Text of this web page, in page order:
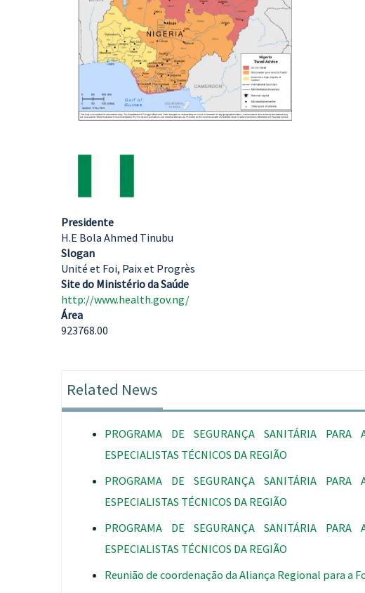
Presidente
H.E Bola Ahmed Tinubu
Slogan
Unité et Foi, Paix et Progrès
Site do Ministério da Saúde
http://www.health.gov.ng/
Área
923768.00
Related News
PROGRAMA DE SEGURANÇA SANITÁRIA
ESPECIALISTAS TÉCNICOS DA REGIÃO
PROGRAMA DE SEGURANÇA SANITÁRIA
ESPECIALISTAS TÉCNICOS DA REGIÃO
PROGRAMA DE SEGURANÇA SANITÁRIA
ESPECIALISTAS TÉCNICOS DA REGIÃO
Reunião de coordenação da Aliança Regional para a